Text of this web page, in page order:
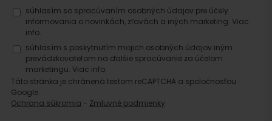
Hľadať
ubytovanie
súhlasím so spracúvaním osobných údajov pre účely
informovania o novinkách, zľavách a iných marketing. Viac
info.
súhlasím s poskytnutím mojich osobných údajov iným
prevádzkovateľom na ďalšie spracúvanie za účelom
marketingu. Viac info.
Táto stránka je chránená testom reCAPTCHA a spoločnosťou
Google.
Ochrana súkromia - Zmluvné podmienky